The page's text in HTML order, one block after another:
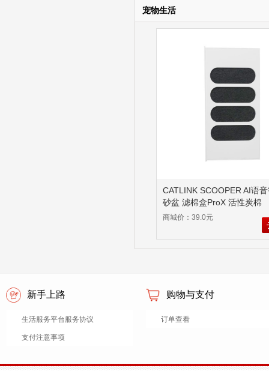
宠物生活
CATLINK SCOOPER AI语
砂盆 滤棉盒ProX 活性炭棉
商城价：39.0元
新手上路
生活服务平台服务协议
支付注意事项
购物与支付
订单查看